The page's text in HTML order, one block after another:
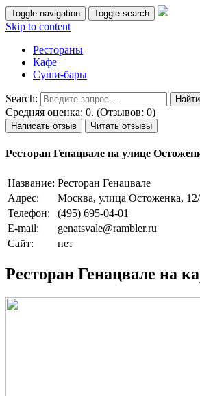
Toggle navigation Toggle search
Skip to content
Рестораны
Кафе
Суши-бары
Search:
Средняя оценка: 0. (Отзывов: 0)
Написать отзыв Читать отзывы
Ресторан Генацвале на улице
Название: Ресторан Генацвале
Адрес:
Москва, улица Остоженка, 12/
Телефон:
(495) 695-04-01
E-mail:
genatsvale@rambler.ru
Сайт:
нет
Ресторан Генацвале на